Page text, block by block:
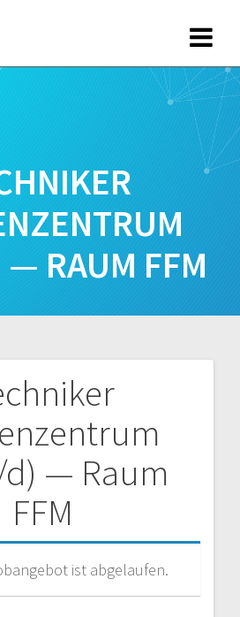
RAUM FFM
— Raum
FFM
ist abgelaufen.